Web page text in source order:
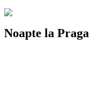
Noapte la Praga